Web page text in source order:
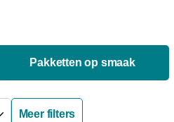
Pakketten op smaak
Meer filters